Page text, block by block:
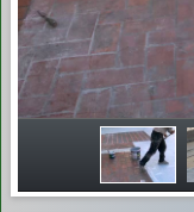
(0.7m³ -
2
Xe hút 2
3
Xe hút3
4
Xe hút4 –